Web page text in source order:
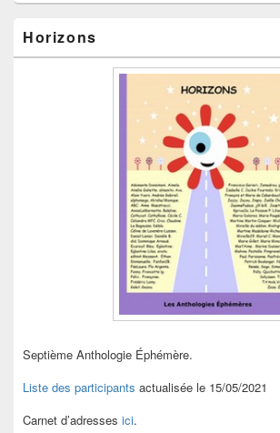
Horizons
Septième Anthologie Éphémère.
Liste des participants actualisée le 15/05/2021
Carnet d’adresses ici.